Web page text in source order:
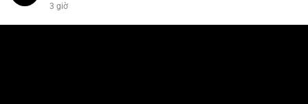
3 giờ